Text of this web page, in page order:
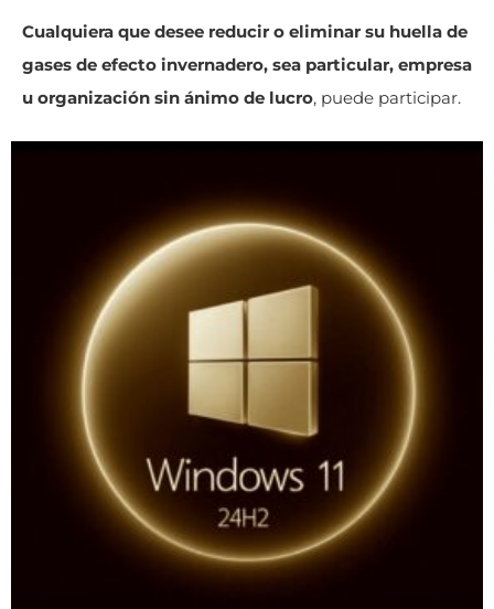
Cualquiera que desee reducir o eliminar su huella de
gases de efecto invernadero, sea particular, empresa
u organización sin ánimo de lucro, puede participar.